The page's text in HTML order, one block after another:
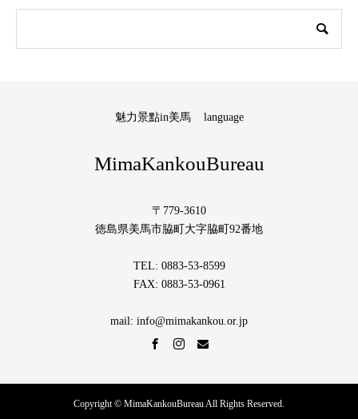
魅力景點in美馬 language
MimaKankouBureau
〒779-3610
徳島県美馬市脇町大字脇町92番地
TEL: 0883-53-8599
FAX: 0883-53-0961
mail: info@mimakankou.or.jp
Copyright © MimaKankouBureau All Rights Reserved.